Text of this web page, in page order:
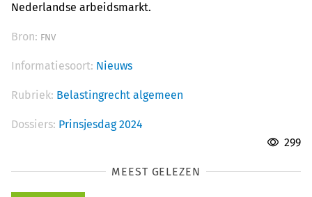
Nederlandse arbeidsmarkt.
Bron: FNV
Informatiesoort: Nieuws
Rubriek: Belastingrecht algemeen
Dossiers: Prinsjesdag 2024
299
MEEST GELEZEN